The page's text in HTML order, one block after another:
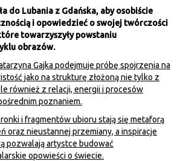
do Lubania z Gdańska, aby osobiście
i opowiedzieć o swojej twórczości
towarzyszyły powstaniu
obrazów.
Gajka podejmuje próbę spojrzenia na
jako na strukturę złożoną nie tylko z
również z relacji, energii i procesów
poznaniem.
i fragmentów ubioru stają się metaforą
oraz nieustannej przemiany, a inspiracje
pozwalają artystce budować
opowieści o świecie.